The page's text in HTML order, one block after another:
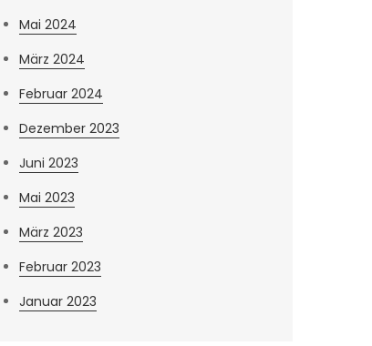
Mai 2024
März 2024
Februar 2024
Dezember 2023
Juni 2023
Mai 2023
März 2023
Februar 2023
Januar 2023